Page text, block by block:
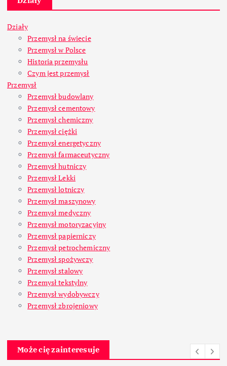
Działy
Przemysł na świecie
Przemysł w Polsce
Historia przemysłu
Czym jest przemysł
Przemysł
Przemysł budowlany
Przemysł cementowy
Przemysł chemiczny
Przemysł ciężki
Przemysł energetyczny
Przemysł farmaceutyczny
Przemysł hutniczy
Przemysł Lekki
Przemysł lotniczy
Przemysł maszynowy
Przemysł medyczny
Przemysł motoryzacyjny
Przemysł papierniczy
Przemysł petrochemiczny
Przemysł spożywczy
Przemysł stalowy
Przemysł tekstylny
Przemysł wydobywczy
Przemysł zbrojeniowy
Może cię zainteresuje